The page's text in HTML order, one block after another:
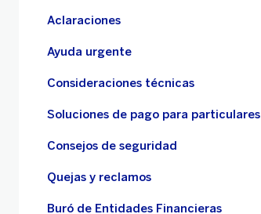
Aclaraciones
Ayuda urgente
Consideraciones técnicas
Soluciones de pago para particulares
Consejos de seguridad
Quejas y reclamos
Buró de Entidades Financieras